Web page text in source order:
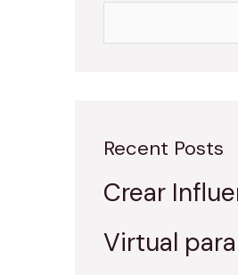
Recent Posts
Crear
Virtual